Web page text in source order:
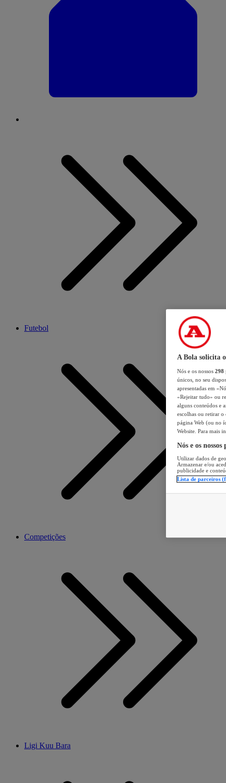
Futebol
Competições
Ligi Kuu Bara
A Bola solicita
Nós e os nossos 298
únicos, no seu
apresentadas em
«Rejeitar tudo» ou
alguns conteúdos e
escolhas ou retirar
página Web (ou no
Website. Para mais
Nós e os
Utilizar dados de
Armazenar e/ou
publicidade e
Lista de parceiros